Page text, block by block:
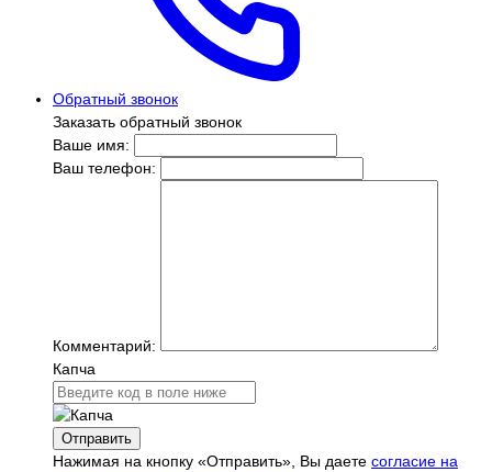
Обратный звонок
Заказать обратный звонок
Ваше имя:
Ваш телефон:
Комментарий:
Капча
Отправить
Нажимая на кнопку «Отправить», Вы даете согласие на